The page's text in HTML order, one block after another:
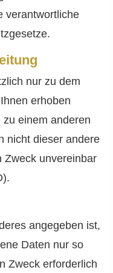
verantwortliche
nur zu dem
erhoben
einem anderen
nicht dieser andere
Zweck unvereinbar
angegeben ist,
Daten nur so
Zweck erforderlich